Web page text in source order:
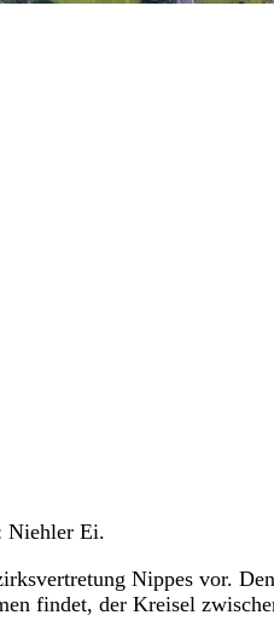
Niehler Ei.
Nippes vor.
findet, der Kreisel